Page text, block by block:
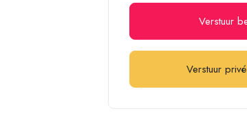
Verstuur
Verstuur